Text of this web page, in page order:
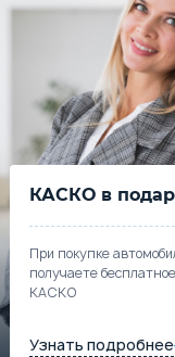
КАСКО в
При покупке
получаете бесплатное
КАСКО
Узнать подробнее